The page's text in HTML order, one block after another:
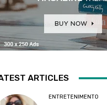
ARTICLES
ENTRETENIMENTO